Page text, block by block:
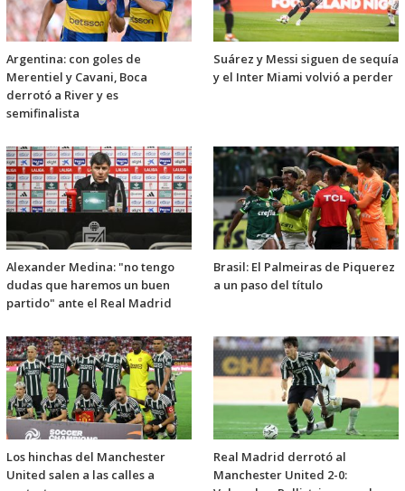
Argentina: con goles de
Merentiel y Cavani, Boca
derrotó a River y es
semifinalista
Suárez y Messi siguen de sequía
y el Inter Miami volvió a perder
Alexander Medina: "no tengo
dudas que haremos un buen
partido" ante el Real Madrid
Brasil: El Palmeiras de Piquerez
a un paso del título
Los hinchas del Manchester
United salen a las calles a
Real Madrid derrotó al
Manchester United 2-0: